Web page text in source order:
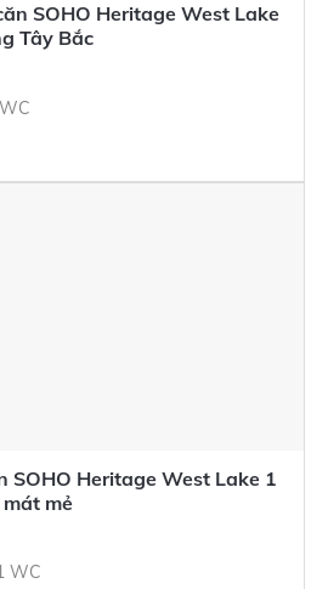
SOHO Heritage West Lake
Tây Bắc
SOHO Heritage West Lake 1
mẻ
WC